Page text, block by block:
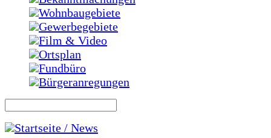
Wohnbaugebiete
Gewerbegebiete
Film & Video
Ortsplan
Fundbüro
Bürgeranregungen
Startseite / News